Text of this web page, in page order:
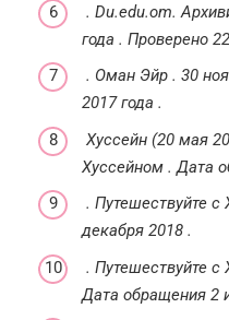
. Du.edu.om.
года . Проверено
. Оман Эйр . 30
2017 года .
Хуссейн (20 мая
Хуссейном .Дата
. Путешествуйте с
декабря 2018 .
. Путешествуйте с
Дата обращения 2